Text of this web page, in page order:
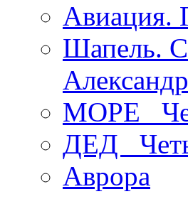
Авиация.
Шапель.
МОРЕ
ДЕД
Аврора